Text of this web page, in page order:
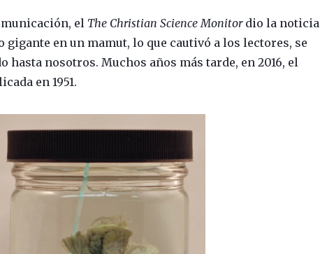
el The Christian Science Monitordio la noticia
en un mamut, lo que cautivó a los lectores, se
nosotros. Muchos años más tarde, en 2016, el
en 1951.